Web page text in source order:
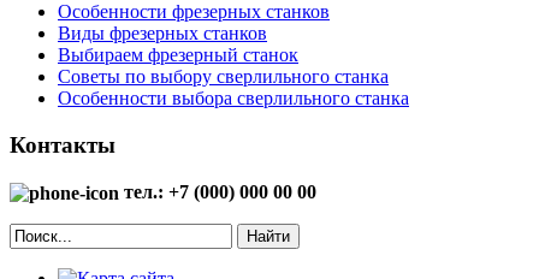
Особенности фрезерных станков
Виды фрезерных станков
Выбираем фрезерный станок
Советы по выбору сверлильного станка
Особенности выбора сверлильного станка
Контакты
тел.: +7 (000) 000 00 00
Найти